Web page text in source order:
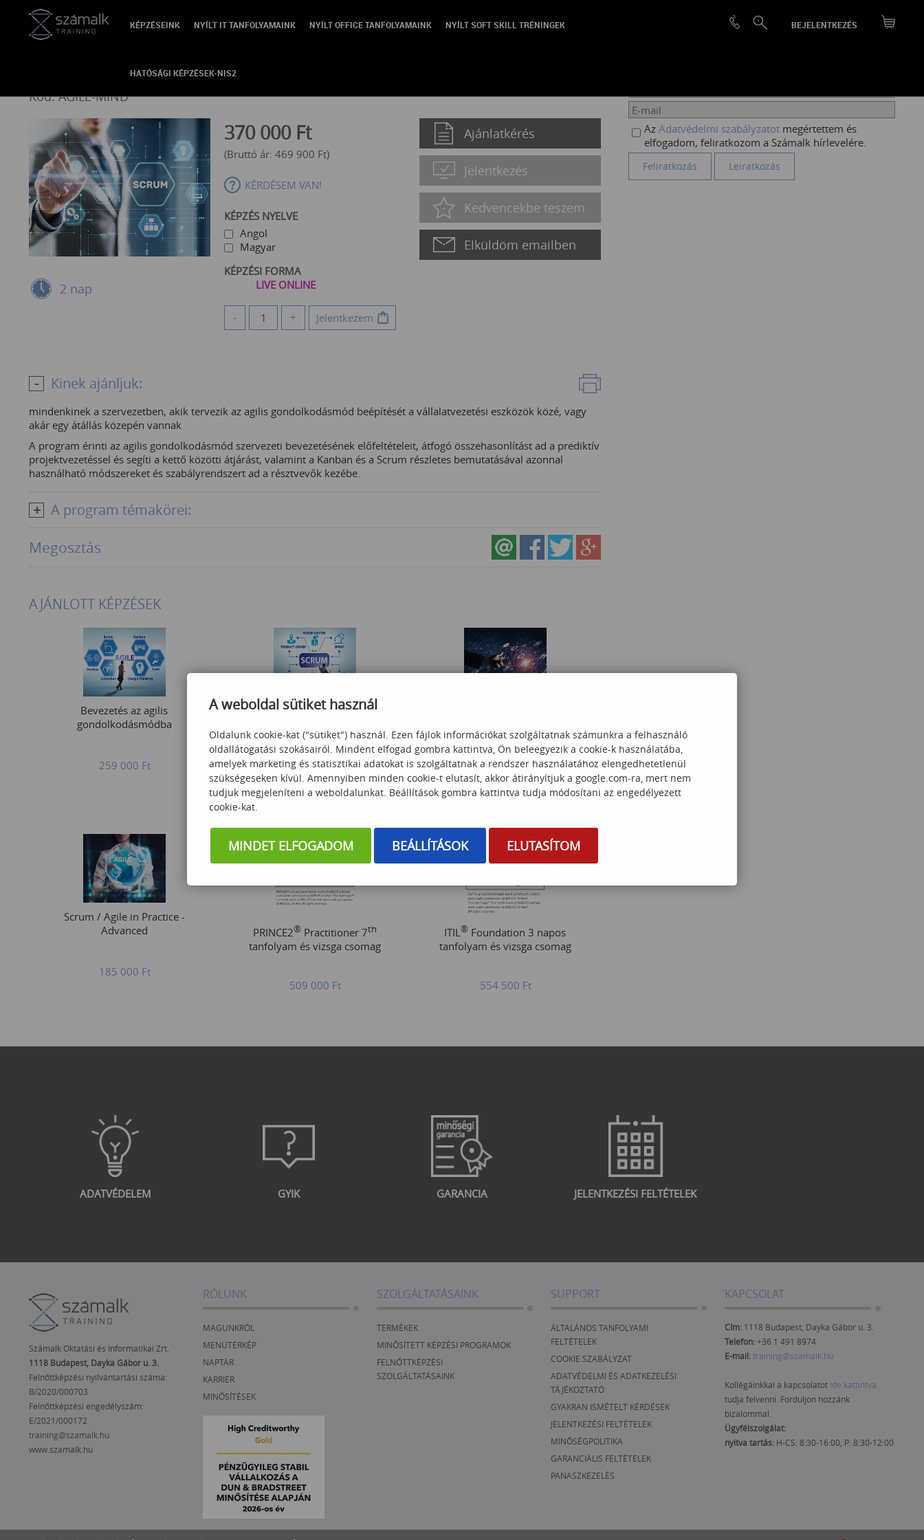
BEJELENTKEZÉS
KÉPZÉSEINK NYÍLT IT TANFOLYAMAINK NYÍLT OFFICE TANFOLYAMAINK NYÍLT SOFT SKILL TRÉNINGEK
HATÓSÁGI KÉPZÉSEK-NIS2
VISSZA
Scrum / Agile Mindset Training
Kód: AGILE-MIND
2 nap
370 000 Ft
(Bruttó ár: 469 900 Ft)
KÉRDÉSEM VAN!
KÉPZÉS NYELVE
Angol
Magyar
KÉPZÉSI FORMA
LIVE ONLINE
- + Jelentkezem
Ajánlatkérés
Jelentkezés
Kedvencekbe teszem
Elküldöm emailben
Kinek ajánljuk:
mindenkinek a szervezetben, akik tervezik az agilis gondolkodásmód beépítését a vállalatvezetési eszközök közé, vagy
akár egy átállás közepén vannak
A program érinti az agilis gondolkodásmód szervezeti bevezetésének előfeltételeit, átfogó összehasonlítást ad a prediktív
projektvezetéssel és segíti a kettő közötti átjárást, valamint a Kanban és a Scrum részletes bemutatásával azonnal
használható módszereket és szabályrendszert ad a résztvevők kezébe.
A program témakörei:
Megosztás
Az Adatvédelmi szabályzatot megértettem és
elfogadom, feliratkozom a Számalk hírlevelére.
AJÁNLOTT KÉPZÉSEK
Bevezetés az agilis
gondolkodásmódba
259 000 Ft
A Scrum Master szerepkör
165 000Ft 370 000Ft
Scrum / Agile in Practice -
Advanced
185 000 Ft
PRINCE2® Practitioner 7th
tanfolyam és vizsga csomag
509 000 Ft
ITIL® Foundation 3 napos
tanfolyam és vizsga csomag
554 500 Ft
ADATVÉDELEM GYIK GARANCIA JELENTKEZÉSI FELTÉTELEK
Számalk Oktatási és Informatikai Zrt.
1118 Budapest, Dayka Gábor u. 3.
Felnőttképzési nyilvántartási száma:
B/2020/000703
Felnőttképzési engedélyszám:
E/2021/000172
training@szamalk.hu
www.szamalk.hu
RÓLUNK
MAGUNKRÓL
MENÜTÉRKÉP
NAPTÁR
KARRIER
MINŐSÍTÉSEK
SZOLGÁLTATÁSAINK
TERMÉKEK
MINŐSÍTETT KÉPZÉSI PROGRAMOK
FELNŐTTKÉPZÉSI
SZOLGÁLTATÁSAINK
SUPPORT
ÁLTALÁNOS TANFOLYAMI
FELTÉTELEK
COOKIE SZABÁLYZAT
ADATVÉDELMI ÉS ADATKEZELÉSI
TÁJÉKOZTATÓ
GYAKRAN ISMÉTELT KÉRDÉSEK
JELENTKEZÉSI FELTÉTELEK
MINŐSÉGPOLITIKA
GARANCIÁLIS FELTÉTELEK
PANASZKEZELÉS
KAPCSOLAT
Cím: 1118 Budapest, Dayka Gábor u. 3.
Telefon:+36 1 491 8974
E-mail:training@szamalk.hu
Kollégáinkkal a kapcsolatot ide kattintva
tudja felvenni. Forduljon hozzánk
bizalommal.
Ügyfélszolgálat:
nyitva tartás: H-CS: 8:30-16:00, P: 8:30-12:00
A weboldal sütiket használ
Oldalunk cookie-kat ("sütiket") használ. Ezen fájlok információkat szolgáltatnak számunkra a felhasználó
oldallátogatási szokásairól. Mindent elfogad gombra kattintva, Ön beleegyezik a cookie-k használatába,
amelyek marketing és statisztikai adatokat is szolgáltatnak a rendszer használatához elengedhetetlenül
szükségeseken kívül. Amennyiben minden cookie-t elutasít, akkor átirányítjuk a google.com-ra, mert nem
tudjuk megjeleníteni a weboldalunkat. Beállítások gombra kattintva tudja módosítani az engedélyezett
cookie-kat.
MINDET ELFOGADOM BEÁLLÍTÁSOK ELUTASÍTOM